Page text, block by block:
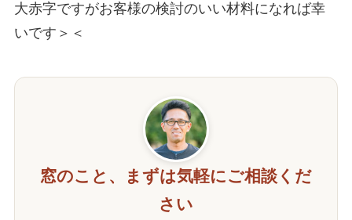
大赤字ですがお客様の検討のいい材料になれば幸
いです＞＜
窓のこと、まずは気軽にご相談くだ
さい